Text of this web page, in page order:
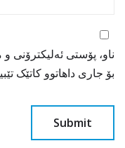
ناو، پۆستی ئەلیکترۆنی
بۆ جاری داهاتوو کاتێک